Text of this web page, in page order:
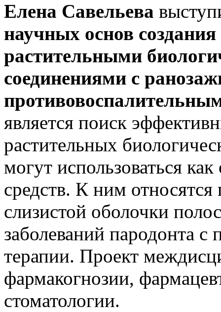
Елена Савельева
научных основ создания
растительными
соединениями с
является поиск
растительных
могут использоваться
средств. К ним относятся
слизистой оболочки
заболеваний пародонта
терапии. Проект
фармакогнозии,
стоматологии.